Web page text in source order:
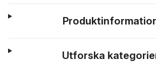
Utforska